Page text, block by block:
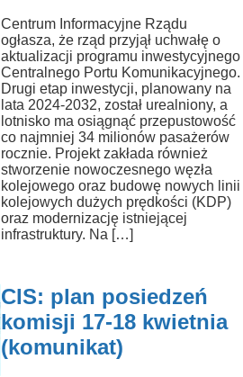
Centrum Informacyjne Rządu
ogłasza, że rząd przyjął uchwałę o
aktualizacji programu inwestycyjnego
Centralnego Portu Komunikacyjnego.
Drugi etap inwestycji, planowany na
lata 2024-2032, został urealniony, a
lotnisko ma osiągnąć przepustowość
co najmniej 34 milionów pasażerów
rocznie. Projekt zakłada również
stworzenie nowoczesnego węzła
kolejowego oraz budowę nowych linii
kolejowych dużych prędkości (KDP)
oraz modernizację istniejącej
infrastruktury. Na […]
CIS: plan posiedzeń
komisji 17-18 kwietnia
(komunikat)